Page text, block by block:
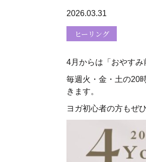
2026.03.31
ヒーリング
4月からは「おやすみ
毎週火・金・土の20
きます。
ヨガ初心者の方もぜ